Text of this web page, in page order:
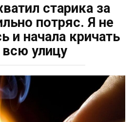
старика за
потряс. Я не
и начала кричать
всю улицу